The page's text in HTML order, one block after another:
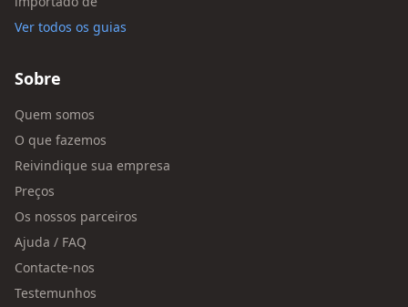
Ver todos os guias
Sobre
Quem somos
O que fazemos
Reivindique sua empresa
Preços
Os nossos parceiros
Ajuda / FAQ
Contacte-nos
Testemunhos